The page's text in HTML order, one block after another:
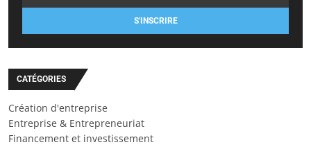
S'INSCRIRE
CATÉGORIES
Création d'entreprise
Entreprise & Entrepreneuriat
Financement et investissement